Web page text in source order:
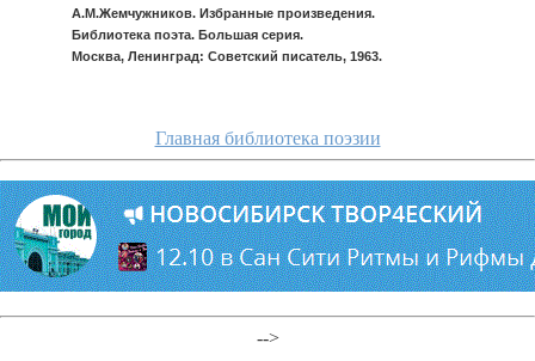
А.М.Жемчужников. Избранные произведения.
Библиотека поэта. Большая серия.
Москва, Ленинград: Советский писатель, 1963.
Главная библиотека поэзии
-->